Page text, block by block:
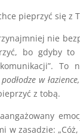
pieprzyć się z
nie
bo gdyby
To
w
z tobą.
w zasadzie: „Cóż,